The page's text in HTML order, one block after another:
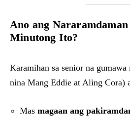
Ano ang Nararamdaman
Minutong Ito?
Karamihan sa senior na
nina Mang Eddie at Aling Cora)
Mas magaan ang